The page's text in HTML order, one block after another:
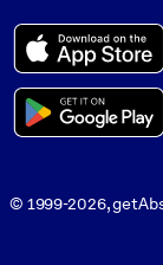
© 1999-2026,